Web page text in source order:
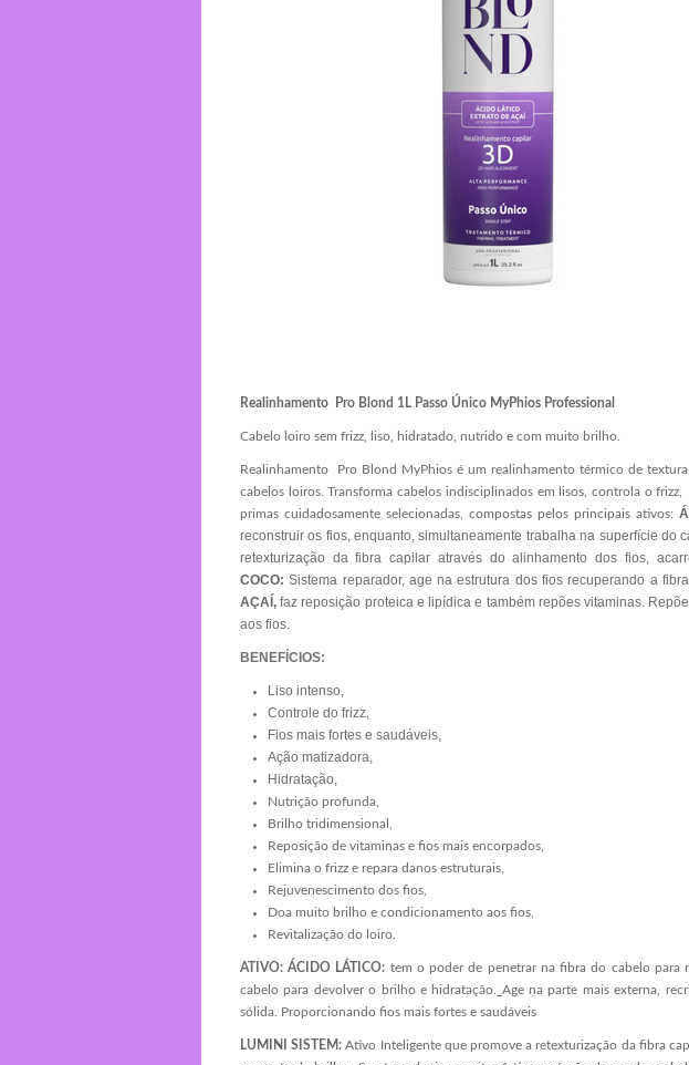
Realinhamento Pro Blond 1L Passo Único MyPhios Professional
Cabelo loiro sem frizz, liso, hidratado, nutrido e com muito brilho.
Realinhamento Pro Blond MyPhios é um realinhamento térmico de textura
cabelos loiros. Transforma cabelos indisciplinados em lisos, controla o
primas cuidadosamente selecionadas, compostas pelos principais ativos:
reconstruir os fios, enquanto, simultaneamente trabalha na superfície do
retexturização da fibra capilar através do alinhamento dos fios,
COCO:Sistema reparador, age na estrutura dos fios recuperando a
AÇAÍ,faz reposição proteica e lipídica e também repões vitaminas.
aos fios.
BENEFÍCIOS:
Liso intenso,
Controle do frizz,
Fios mais fortes e saudáveis,
Ação matizadora,
Hidratação,
Nutrição profunda,
Brilho tridimensional,
Reposição de vitaminas e fios mais encorpados,
Elimina o frizz e repara danos estruturais,
Rejuvenescimento dos fios,
Doa muito brilho e condicionamento aos fios,
Revitalização do loiro.
ATIVO:ÁCIDO LÁTICO: tem o poder de penetrar na fibra do cabelo para
cabelo para devolver o brilho e hidratação.
Age na parte mais externa,
sólida. Proporcionando fios mais fortes e saudáveis
LUMINI SISTEM:Ativo Inteligente que promove a retexturização da fibra